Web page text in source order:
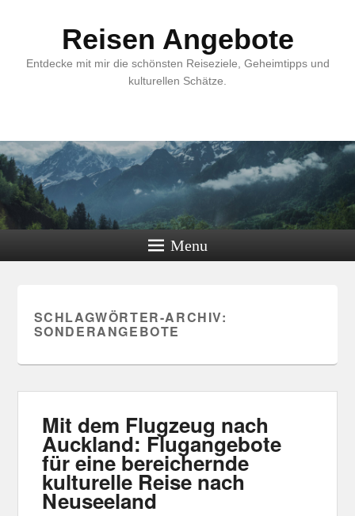
Reisen Angebote
Entdecke mit mir die schönsten Reiseziele, Geheimtipps und
kulturellen Schätze.
Menu
SCHLAGWÖRTER-ARCHIV:
SONDERANGEBOTE
Mit dem Flugzeug nach
Auckland: Flugangebote
für eine bereichernde
kulturelle Reise nach
Neuseeland